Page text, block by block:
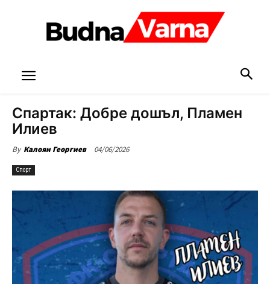
Спартак: Добре дошъл, Пламен
Илиев
By Калоян Георгиев 04/06/2026
Спорт